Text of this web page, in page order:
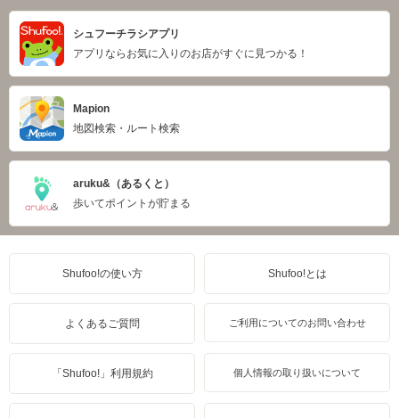
シュフーチラシアプリ
アプリならお気に入りのお店がすぐに見つかる！
Mapion
地図検索・ルート検索
aruku&（あるくと）
歩いてポイントが貯まる
Shufoo!の使い方 Shufoo!とは
よくあるご質問 ご利用についてのお問い合わせ
「Shufoo!」利用規約 個人情報の取り扱いについて